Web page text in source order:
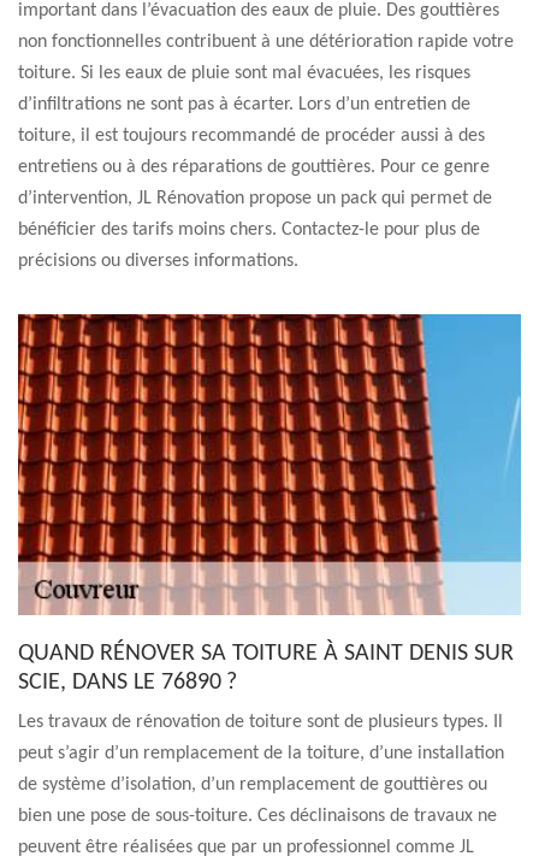
important dans l’évacuation des eaux de pluie. Des gouttières
non fonctionnelles contribuent à une détérioration rapide votre
toiture. Si les eaux de pluie sont mal évacuées, les risques
d’infiltrations ne sont pas à écarter. Lors d’un entretien de
toiture, il est toujours recommandé de procéder aussi à des
entretiens ou à des réparations de gouttières. Pour ce genre
d’intervention, JL Rénovation propose un pack qui permet de
bénéficier des tarifs moins chers. Contactez-le pour plus de
précisions ou diverses informations.
QUAND RÉNOVER SA TOITURE À SAINT DENIS SUR
SCIE, DANS LE 76890 ?
Les travaux de rénovation de toiture sont de plusieurs types. Il
peut s’agir d’un remplacement de la toiture, d’une installation
de système d’isolation, d’un remplacement de gouttières ou
bien une pose de sous-toiture. Ces déclinaisons de travaux ne
peuvent être réalisées que par un professionnel comme JL